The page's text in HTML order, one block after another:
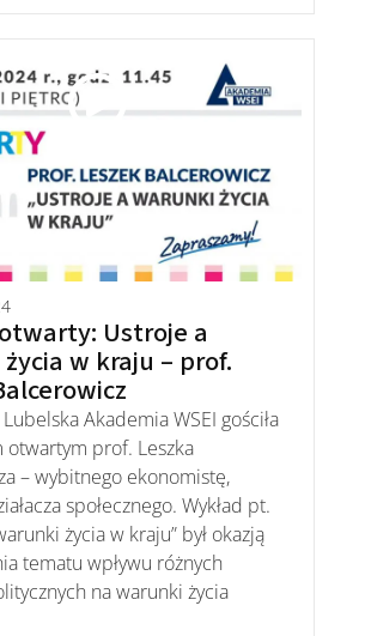
Ustroje a
w kraju – prof.
Akademia WSEI gościła
otwartym prof. Leszka
– wybitnego ekonomistę,
społecznego. Wykład pt.
życia w kraju” był okazją
tematu wpływu różnych
na warunki życia